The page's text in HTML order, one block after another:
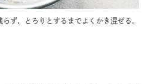
ず、とろりとするまでよくかき混ぜる。